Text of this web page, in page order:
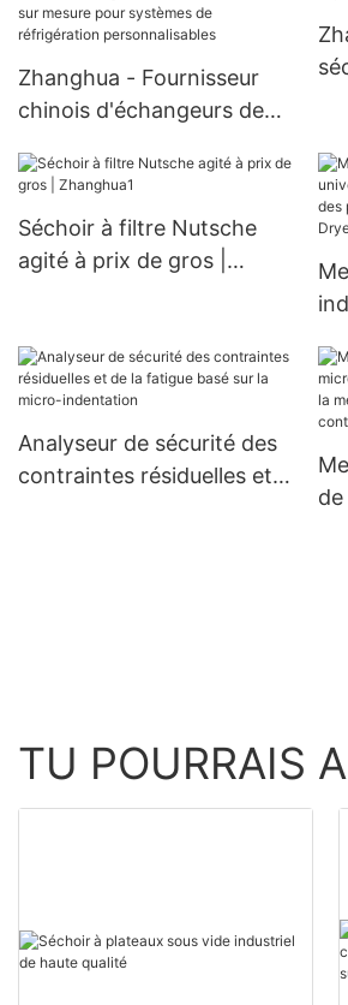
personnalisable et au
meilleur prix
Zhanghua - Fournisseur
chinois d'échangeurs de
mesure pour systèmes de
personnalisables
Séchoir à filtre Nutsche
agité à prix de gros |
-
Analyseur de sécurité des
contraintes résiduelles et
TU POURRAIS